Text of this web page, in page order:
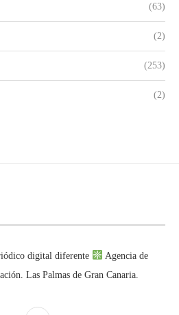
(63)
(2)
(253)
(2)
digital diferente
Agencia de
Las Palmas de Gran Canaria.